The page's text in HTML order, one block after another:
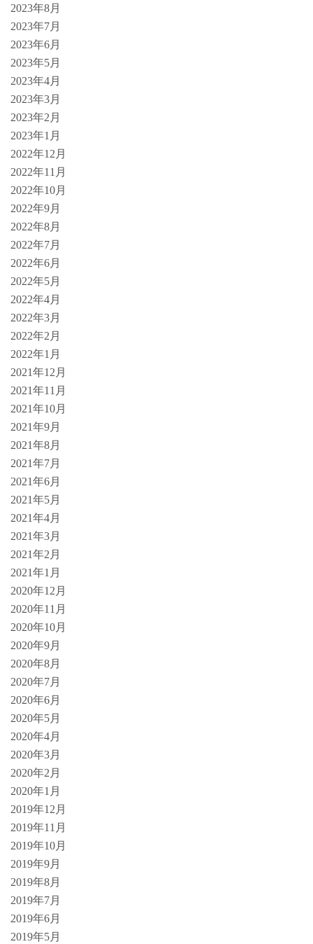
2023年8月
2023年7月
2023年6月
2023年5月
2023年4月
2023年3月
2023年2月
2023年1月
2022年12月
2022年11月
2022年10月
2022年9月
2022年8月
2022年7月
2022年6月
2022年5月
2022年4月
2022年3月
2022年2月
2022年1月
2021年12月
2021年11月
2021年10月
2021年9月
2021年8月
2021年7月
2021年6月
2021年5月
2021年4月
2021年3月
2021年2月
2021年1月
2020年12月
2020年11月
2020年10月
2020年9月
2020年8月
2020年7月
2020年6月
2020年5月
2020年4月
2020年3月
2020年2月
2020年1月
2019年12月
2019年11月
2019年10月
2019年9月
2019年8月
2019年7月
2019年6月
2019年5月